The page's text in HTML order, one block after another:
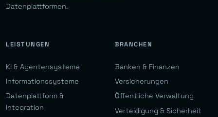
Datenplattformen.
LEISTUNGEN
KI & Agentensysteme
Informationssysteme
Datenplattform &
Integration
BRANCHEN
Banken & Finanzen
Versicherungen
Öffentliche Verwaltung
Verteidigung & Sicherheit